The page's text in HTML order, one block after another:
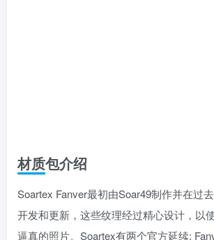
材质包介绍
Soartex Fanver最初由Soar49制作并在过
开发和更新，这些纹理经过精心设计，以
逼真的照片。Soartex有两个官方延续: